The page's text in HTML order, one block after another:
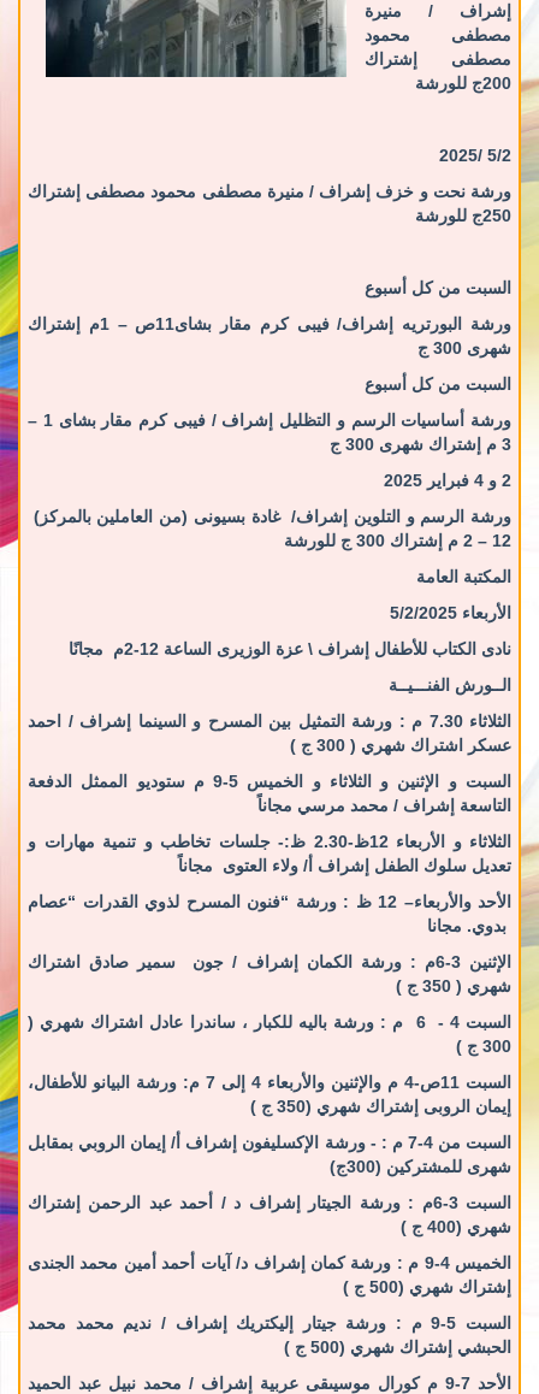
إشراف / منيرة
مصطفى محمود
مصطفى إشتراك
200ج للورشة
5/2 /2025
ورشة نحت و خزف إشراف / منيرة مصطفى محمود مصطفى إشتراك
250ج للورشة
السبت من كل أسبوع
ورشة البورتريه إشراف/ فيبى كرم مقار بشاى11ص – 1م
إشتراك
شهرى 300 ج
السبت من كل أسبوع
ورشة أساسيات الرسم و التظليل
إشراف / فيبى كرم مقار بشاى 1 –
3 م
إشتراك شهرى 300 ج
2 و 4 فبراير 2025
ورشة الرسم و التلوين إشراف/ غادة بسيونى (من العاملين بالمركز)
12 – 2 م
إشتراك 300 ج للورشة
المكتبة العامة
الأربعاء 5/2/2025
نادى الكتاب للأطفال إشراف \ عزة الوزيرى الساعة 12-2م
مجانًا
الــورش الفنـــيــة
الثلاثاء 7.30 م :
ورشة التمثيل بين المسرح و السينما إشراف / احمد
عسكر
اشتراك شهري ( 300 ج )
السبت و الإثنين و الثلاثاء و الخميس 5-9 م
ستوديو الممثل الدفعة
التاسعة إشراف / محمد مرسي مجاناً
الثلاثاء و الأربعاء 12ظ-2.30 ظ:-
جلسات تخاطب و تنمية مهارات و
تعديل سلوك الطفل إشراف أ/ ولاء العتوى
مجاناً
الأحد والأربعاء– 12 ظ :
ورشة “فنون المسرح لذوي القدرات “عصام
بدوي. مجانا
الإثنين 3-6م
: ورشة الكمان إشراف / جون سمير صادق
اشتراك
شهري ( 350 ج )
السبت 4 - 6 م
: ورشةباليه للكبار ،ساندرا عادل اشتراك شهري (
300 ج )
السبت 11ص-4 م والإثنين والأربعاء 4 إلى 7 م:
ورشة البيانو للأطفال،
إيمان الروبى إشتراك شهري (350 ج )
السبت من 4-7 م : -
ورشة الإكسليفون إشراف أ/ إيمان الروبي بمقابل
شهرى للمشتركين (300ج)
السبت 3-6م
: ورشة الجيتار إشراف د / أحمد عبد الرحمن
إشتراك
شهري (400 ج )
الخميس 4-9 م
: ورشةكمان إشراف د/ آيات أحمد أمين محمد الجندى
إشتراك شهري (500 ج )
السبت 5-9 م :
ورشةجيتار إليكتريك إشراف / نديم محمد محمد
الحبشي إشتراك شهري (500 ج )
الأحد 7-9 م
كورال موسيىقى عربية إشراف / محمد نبيل عبد الحميد